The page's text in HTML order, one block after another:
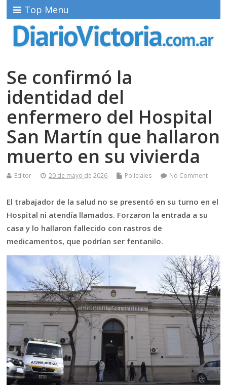
Top Menu
Se confirmó la
identidad del
enfermero del Hospital
San Martín que hallaron
muerto en su vivierda
Editor 20 de mayo de 2026 Policiales No Comment
El trabajador de la salud no se presentó en su turno en el
Hospital ni atendía llamados. Forzaron la entrada a su
casa y lo hallaron fallecido con rastros de
medicamentos, que podrían ser fentanilo.